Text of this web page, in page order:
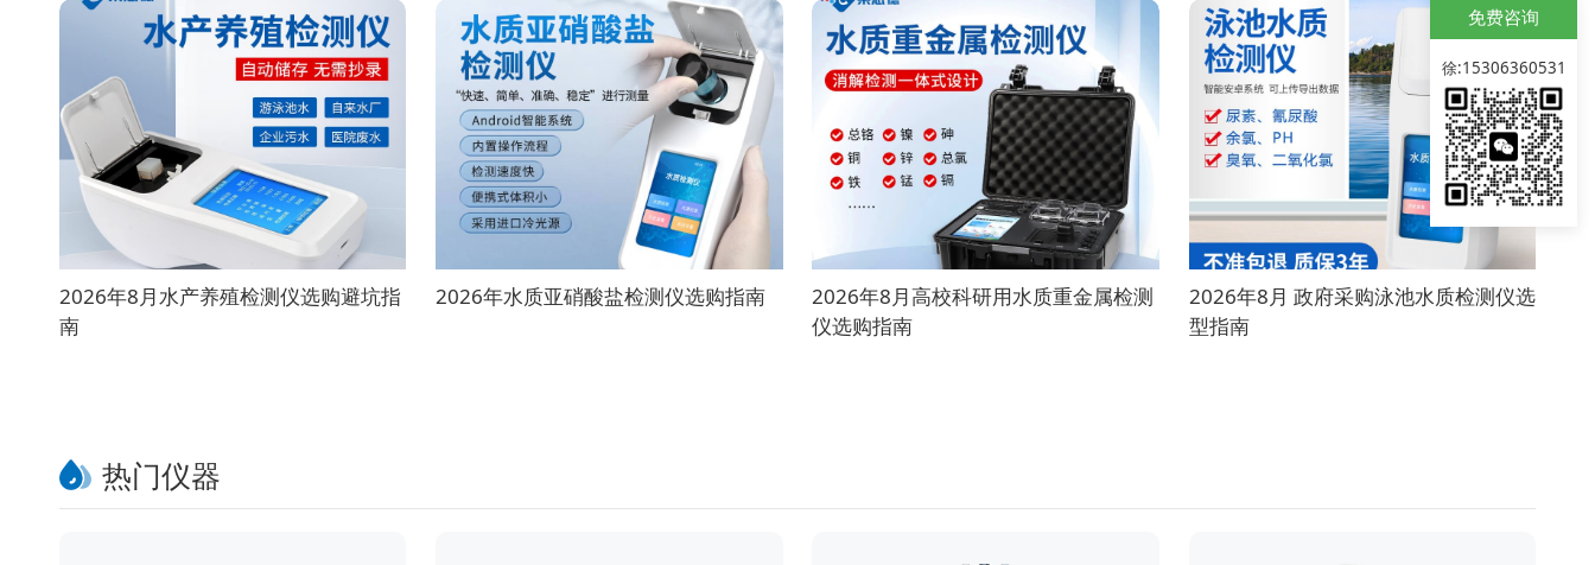
2026年8月水产养殖检测仪选购避坑指
南
2026年水质亚硝酸盐检测仪选购指南
2026年8月高校科研用水质重金属检测
仪选购指南
2026年8月 政府采购泳池水质检测仪选
型指南
热门仪器
免费咨询
徐:15306360531